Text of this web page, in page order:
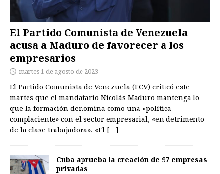
El Partido Comunista de Venezuela
acusa a Maduro de favorecer a los
empresarios
martes 1 de agosto de 2023
El Partido Comunista de Venezuela (PCV) criticó este
martes que el mandatario Nicolás Maduro mantenga lo
que la formación denomina como una «política
complaciente» con el sector empresarial, «en detrimento
de la clase trabajadora». «El […]
Cuba aprueba la creación de 97 empresas
privadas